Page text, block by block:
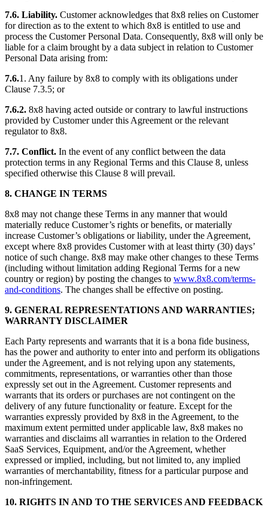
7.6. Liability. Customer acknowledges that 8x8 relies on Customer
for direction as to the extent to which 8x8 is entitled to use and
process the Customer Personal Data. Consequently, 8x8 will only be
liable for a claim brought by a data subject in relation to Customer
Personal Data arising from:
7.6.1. Any failure by 8x8 to comply with its obligations under
Clause 7.3.5; or
7.6.2. 8x8 having acted outside or contrary to lawful instructions
provided by Customer under this Agreement or the relevant
regulator to 8x8.
7.7. Conflict. In the event of any conflict between the data
protection terms in any Regional Terms and this Clause 8, unless
specified otherwise this Clause 8 will prevail.
8. CHANGE IN TERMS
8x8 may not change these Terms in any manner that would
materially reduce Customer’s rights or benefits, or materially
increase Customer’s obligations or liability, under the Agreement,
except where 8x8 provides Customer with at least thirty (30) days’
notice of such change. 8x8 may make other changes to these Terms
(including without limitation adding Regional Terms for a new
country or region) by posting the changes to www.8x8.com/terms-
and-conditions. The changes shall be effective on posting.
9. GENERAL REPRESENTATIONS AND WARRANTIES;
WARRANTY DISCLAIMER
Each Party represents and warrants that it is a bona fide business,
has the power and authority to enter into and perform its obligations
under the Agreement, and is not relying upon any statements,
commitments, representations, or warranties other than those
expressly set out in the Agreement. Customer represents and
warrants that its orders or purchases are not contingent on the
delivery of any future functionality or feature. Except for the
warranties expressly provided by 8x8 in the Agreement, to the
maximum extent permitted under applicable law, 8x8 makes no
warranties and disclaims all warranties in relation to the Ordered
SaaS Services, Equipment, and/or the Agreement, whether
expressed or implied, including, but not limited to, any implied
warranties of merchantability, fitness for a particular purpose and
non-infringement.
10. RIGHTS IN AND TO THE SERVICES AND FEEDBACK